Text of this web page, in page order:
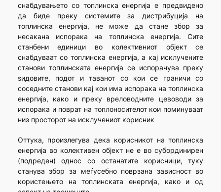
снабдувањето со топлинска енергија е предвидено
да биде преку системите за дистрибуција на
топлинска енергија, не може да стане збор за
несакана испорака на топлинска енергија. Сите
станбени единици во колективниот објект се
снабдуваат со топлинска енергија, а кај исклучените
станови топлинската енергија се испорачува преку
ѕидовите, подот и таванот со кои се граничи со
соседните станови кај кои има испорака на топлинска
енергија, како и преку вреловодните цевоводи за
испорака и поврат на топлоносителот кои поминуваат
низ просторот на исклучениот корисник
Оттука, произлегува дека корисникот на топлинска
енергија во колективен објект не е во субординирен
(подреден) однос со останатите корисници, туку
станува збор за меѓусебно поврзана зависност во
користењето на топлинската енергија, како и од